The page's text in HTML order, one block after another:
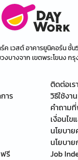
ร์ค เวสต์ อาคารยูนิคอร์น ชั้น
บางจาก เขตพระโขนง กรุ
าร
รี
ติดต่อเรา
วิธีใช้งาน
คำถาม
เงื่อนไข
นโยบา
นโยบา
Job